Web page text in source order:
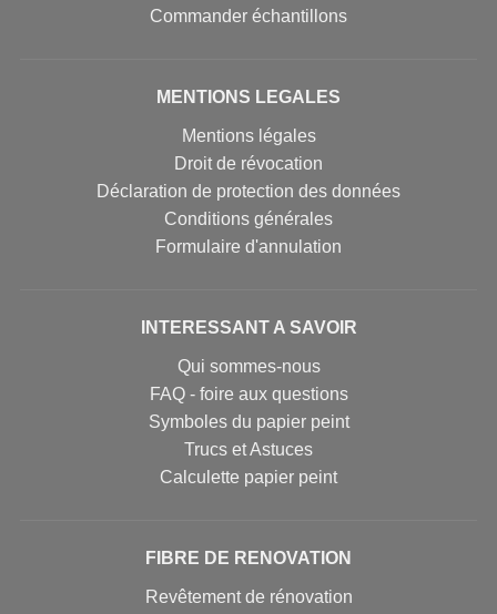
Commander échantillons
MENTIONS LEGALES
Mentions légales
Droit de révocation
Déclaration de protection des données
Conditions générales
Formulaire d'annulation
INTERESSANT A SAVOIR
Qui sommes-nous
FAQ - foire aux questions
Symboles du papier peint
Trucs et Astuces
Calculette papier peint
FIBRE DE RENOVATION
Revêtement de rénovation